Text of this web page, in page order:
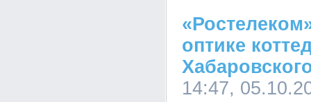
оптике
14:47,